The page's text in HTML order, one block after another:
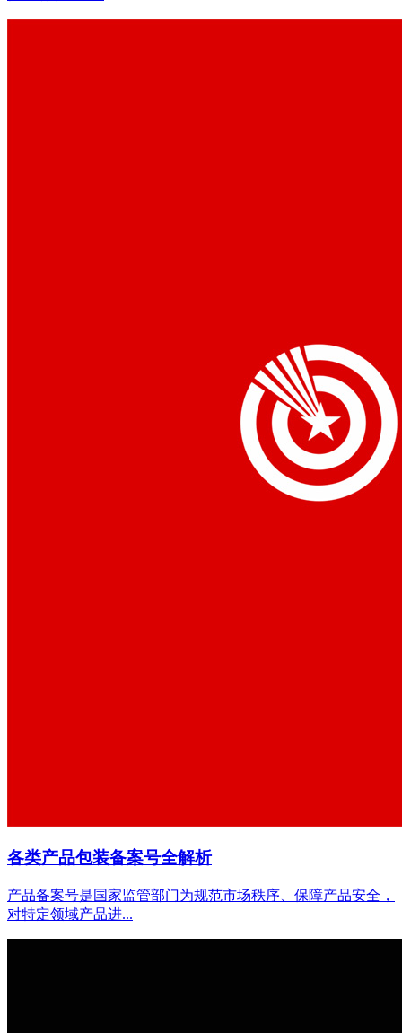
各类产品包装备案号全解析
产品备案号是国家监管部门为规范市场秩序、保障产品安全，
对特定领域产品进...